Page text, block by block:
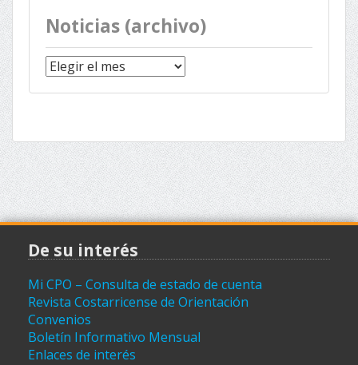
Noticias (archivo)
Noticias
(archivo)
De su interés
Mi CPO – Consulta de estado de cuenta
Revista Costarricense de Orientación
Convenios
Boletín Informativo Mensual
Enlaces de interés